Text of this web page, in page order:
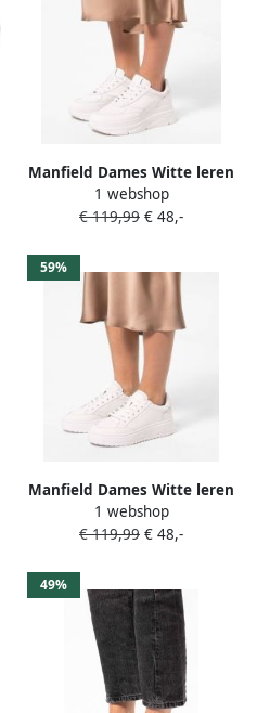
Manfield Dames Witte leren
sneakers
1 webshop
€ 119,99 € 48,-
59%
Manfield Dames Witte leren
sneakers
1 webshop
€ 119,99 € 48,-
49%